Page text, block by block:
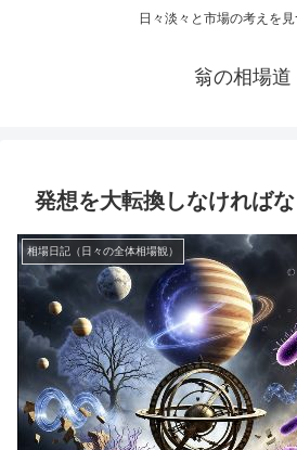
日々淡々と市場の考えを見
翁の相場道
発想を大転換しなければ
相場日記（日々の全体相場観）